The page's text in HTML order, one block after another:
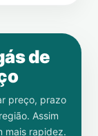
de
preço, prazo
Assim
mais rapidez.